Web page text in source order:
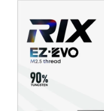
PUZDRÁ
PRÍSLUŠENSTVO
OBLEČENIE